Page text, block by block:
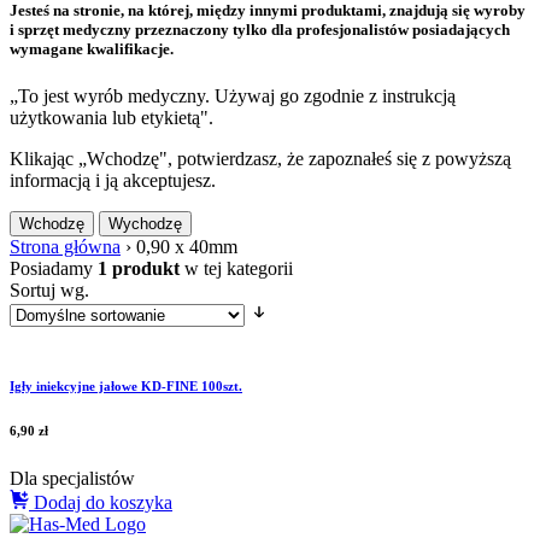
Jesteś na stronie, na której, między innymi produktami, znajdują się wyroby
i sprzęt medyczny przeznaczony tylko dla profesjonalistów posiadających
wymagane kwalifikacje.
„To jest wyrób medyczny. Używaj go zgodnie z instrukcją
użytkowania lub etykietą".
Klikając „Wchodzę", potwierdzasz, że zapoznałeś się z powyższą
informacją i ją akceptujesz.
Wchodzę Wychodzę
Strona główna › 0,90 x 40mm
Posiadamy 1 produkt w tej kategorii
Sortuj wg.
Igły iniekcyjne jałowe KD-FINE 100szt.
6,90 zł
Dla specjalistów
Dodaj do koszyka